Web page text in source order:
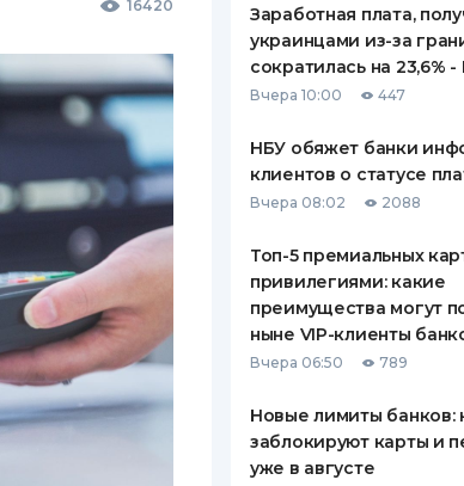
16420
Заработная плата,
украинцами из-за
сократилась на 23,6%
Вчера 10:00 447
НБУ обяжет банки
клиентов о статусе
Вчера 08:02 2088
Топ-5 премиальных
привилегиями: какие
преимущества могут
ныне VIP-клиенты
Вчера 06:50 789
Новые лимиты банков:
заблокируют карты и
уже в августе